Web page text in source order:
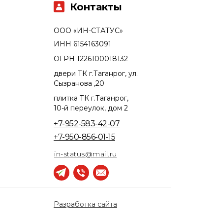
+7-950-856-01-15
+7-952-583-42-07
ООО «ИН-СТАТУС»
плитка ТК г.Таганрог,
10-й переулок, дом 2
двери ТК г.Таганрог, ул.
Сызранова ,20
ОГРН 1226100018132
ИНН 6154163091
Разработка сайта
in-status@mail.ru
Контакты